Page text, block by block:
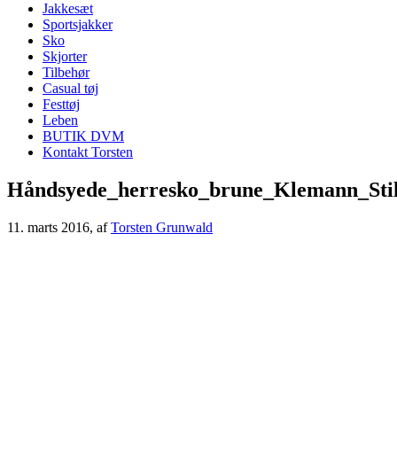
Jakkesæt
Sportsjakker
Sko
Skjorter
Tilbehør
Casual tøj
Festtøj
Leben
BUTIK DVM
Kontakt Torsten
11. marts 2016, afTorsten Grunwald